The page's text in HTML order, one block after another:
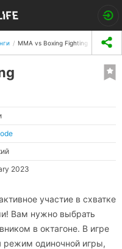
MMA vs Boxing Fighting
2023
участие в схватке
Вам нужно выбрать
в октагоне. В игре
одиночной игры,